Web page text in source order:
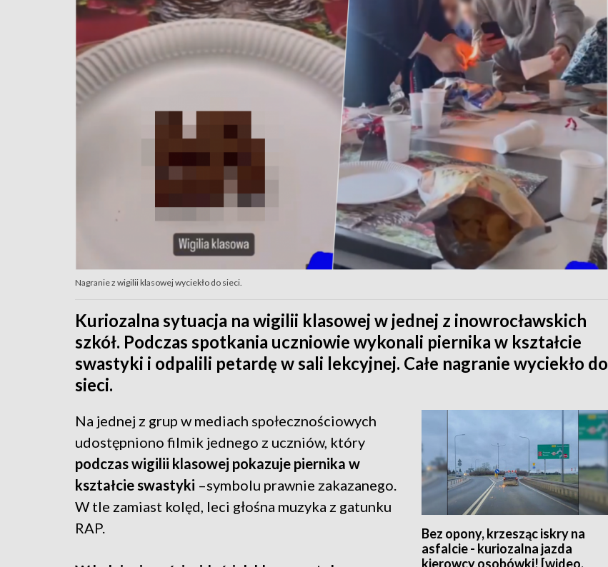
Nagranie z wigilii klasowej wyciekło do sieci.
Kuriozalna sytuacja na wigilii klasowej w jednej z inowrocławskich
szkół. Podczas spotkania uczniowie wykonali piernika w kształcie
swastyki i odpalili petardę w sali lekcyjnej. Całe nagranie wyciekło do
sieci.
Bez opony, krzesząc iskry na
asfalcie - kuriozalna jazda
kierowcy osobówki! [wideo,
Na jednej z grup w mediach społecznościowych
udostępniono filmik jednego z uczniów, który
podczas wigilii klasowej pokazuje piernika w
kształcie swastyki –symbolu prawnie zakazanego.
W tle zamiast kolęd, leci głośna muzyka z gatunku
RAP.